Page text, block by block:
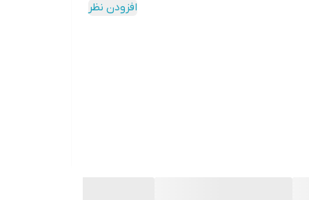
افزودن نظر